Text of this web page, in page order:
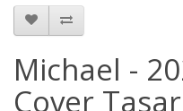
Michael -
Cover